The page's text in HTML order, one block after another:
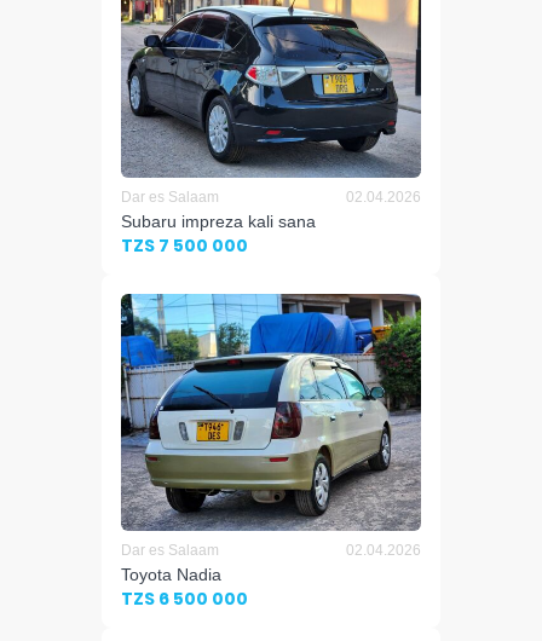
Dar es Salaam 02.04.2026
Subaru impreza kali sana
TZS 7 500 000
Dar es Salaam 02.04.2026
Toyota Nadia
TZS 6 500 000